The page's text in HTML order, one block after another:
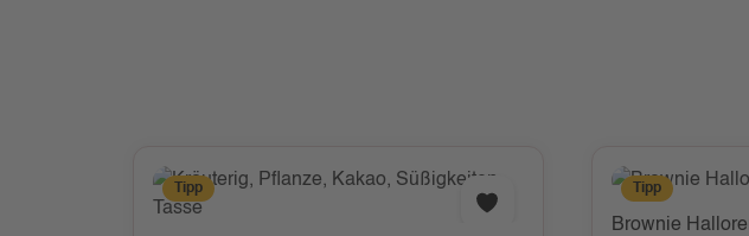
Tipp Tipp
Brownie